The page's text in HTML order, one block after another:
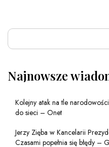
Najnowsze
Kolejny atak na tle
do sieci – Onet
Jerzy Zięba w Kancelarii
Czasami popełnia się błędy –